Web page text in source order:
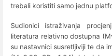
trebali koristiti samo jednu
Sudionici istraživanja
literatura relativno dostupna
su nastavnici susretljiviji te da